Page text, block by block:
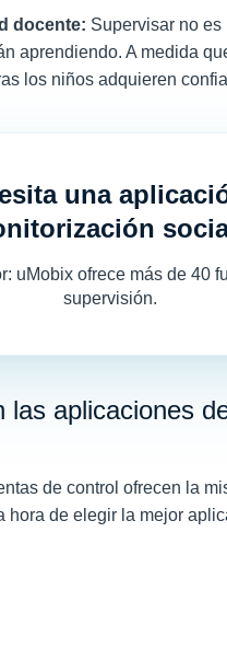
docente: Supervisar no
aprendiendo. A medida
los niños adquieren
una
uMobix ofrece más de 40
supervisión.
las aplicaciones
de control ofrecen la
hora de elegir la mejor